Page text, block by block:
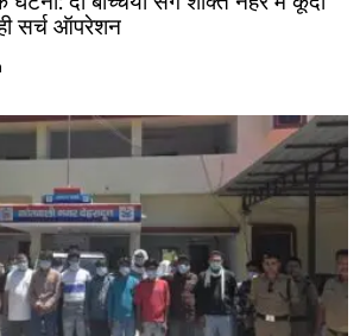
सर्च ऑपरेशन